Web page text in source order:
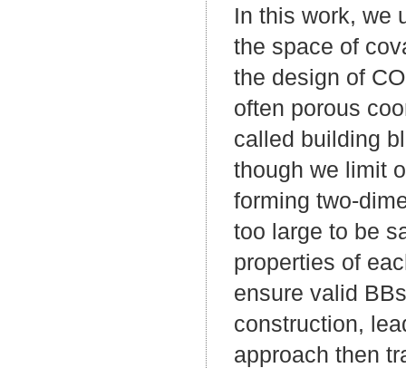
In this work, we
the space of
the design of
often porous
called building
though we limit
forming two-
too large to be
properties of
ensure valid
construction,
approach then